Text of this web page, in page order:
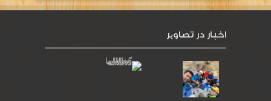
اخبار در تصاویر